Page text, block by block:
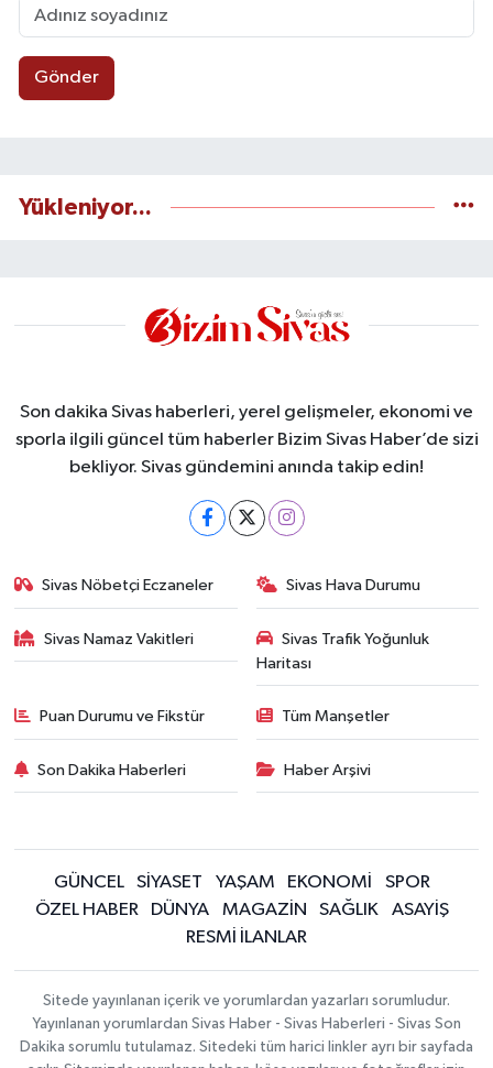
Gönder
Yükleniyor...
Son dakika Sivas haberleri, yerel gelişmeler, ekonomi ve
sporla ilgili güncel tüm haberler Bizim Sivas Haber’de sizi
bekliyor. Sivas gündemini anında takip edin!
Sivas Nöbetçi Eczaneler Sivas Hava Durumu
Sivas Namaz Vakitleri
Sivas Trafik Yoğunluk
Haritası
Puan Durumu ve Fikstür Tüm Manşetler
Son Dakika Haberleri Haber Arşivi
GÜNCEL SİYASET YAŞAM EKONOMİ
SPOR
ÖZEL HABER
DÜNYA MAGAZİN SAĞLIK
ASAYİŞ
RESMİ İLANLAR
Sitede yayınlanan içerik ve yorumlardan yazarları sorumludur.
Yayınlanan yorumlardan Sivas Haber - Sivas Haberleri - Sivas Son
Dakika sorumlu tutulamaz. Sitedeki tüm harici linkler ayrı bir sayfada